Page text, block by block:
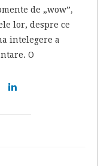
de „wow”,
lor, despre ce
intelegere a
O